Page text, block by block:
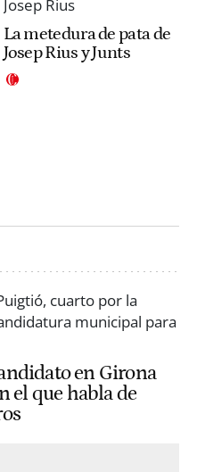
La metedura de pata de
Josep Rius y Junts
en Girona
el que habla de